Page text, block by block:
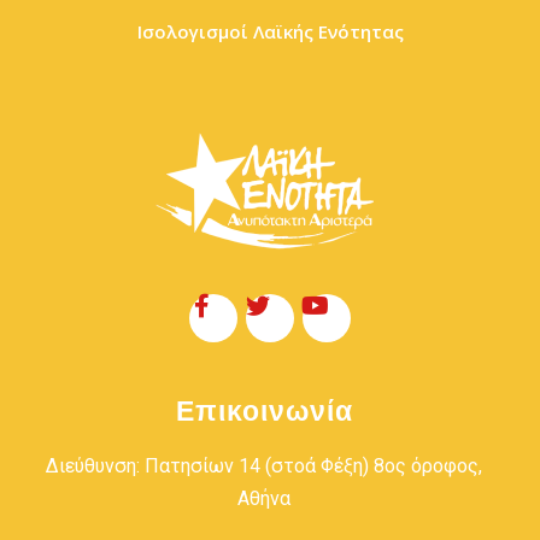
Ισολογισμοί Λαϊκής Ενότητας
Επικοινωνία
Διεύθυνση: Πατησίων 14 (στοά Φέξη) 8ος όροφος,
Αθήνα